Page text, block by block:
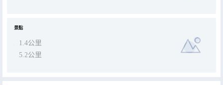
景點
1.4公里
5.2公里